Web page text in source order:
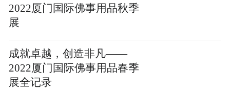
2022厦门国际佛事用品秋季
展
成就卓越，创造非凡——
2022厦门国际佛事用品春季
展全记录